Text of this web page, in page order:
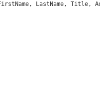
LastName, Title,